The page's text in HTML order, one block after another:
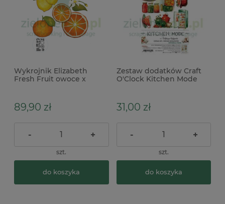
Wykrojnik Elizabeth
Fresh Fruit owoce x
89,90 zł
- +
szt.
do koszyka
Zestaw dodatków Craft
O'Clock Kitchen Mode
31,00 zł
- +
szt.
do koszyka